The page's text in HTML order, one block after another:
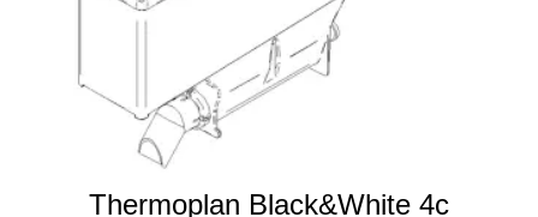
Thermoplan Black&White 4c